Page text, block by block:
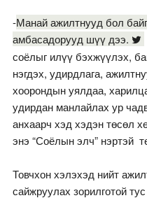
-Манай ажилтнууд бол
амбасадорууд шүү дээ.
соёлыг илүү бэхжүүлэх,
нэгдэх, удирдлага,
хоорондын уялдаа,
удирдан манлайлах ур
анхаарч хэд хэдэн төсөл
энэ “Соёлын элч” нэртэй
Товчхон хэлэхэд нийт
сайжруулах зорилготой